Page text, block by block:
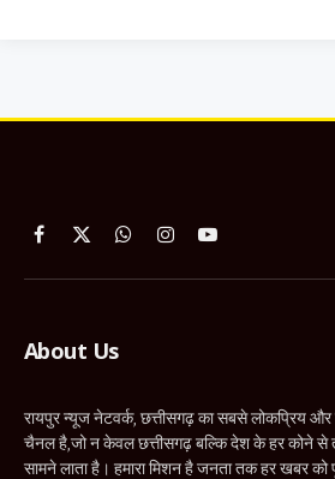
Facebook
X
WhatsApp
InstagramYouTube
About Us
रायपुर न्यूज नेटवर्क, छत्तीसगढ़ का सबसे लोकप्रिय और
चैनल है,जो न केवल छत्तीसगढ़ बल्कि देश के हर कोने
सामने लाता है। हमारा मिशन है जनता तक हर खबर को